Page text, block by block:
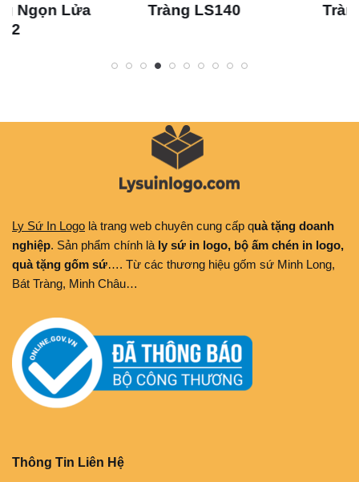
Tràng LS140
Tràng LS133
Ly Sứ In Logo là trang web chuyên cung cấp quà tặng doanh
nghiệp. Sản phẩm chính là ly sứ in logo, bộ ấm chén in logo,
quà tặng gốm sứ…. Từ các thương hiệu gốm sứ Minh Long,
Bát Tràng, Minh Châu…
Thông Tin Liên Hệ